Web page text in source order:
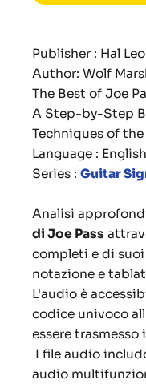
Publisher : Hal
Author: Wolf
The Best of Joe
A Step-by-Step
Techniques of
Language : English
Series : Guitar
Analisi
di Joe Pass
completi e di
notazione e
L'audio è
codice univoco
essere
I file audio
audio